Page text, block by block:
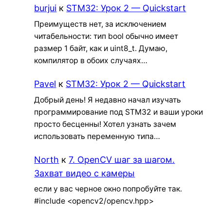
burjui к STM32: Урок 2 — Quickstart
Преимуществ нет, за исключением
читабельности: тип bool обычно имеет
размер 1 байт, как и uint8_t. Думаю,
компилятор в обоих случаях…
Pavel к STM32: Урок 2 — Quickstart
Добрый день! Я недавно начал изучать
программирование под STM32 и ваши уроки
просто бесценны! Хотел узнать зачем
использовать переменную типа…
North к7. OpenCV шаг за шагом.
Захват видео с камеры
если у вас черное окно попробуйте так.
#include <opencv2/opencv.hpp>